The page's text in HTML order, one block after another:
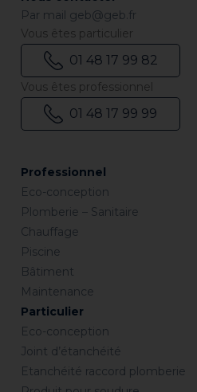
Professionnel
Eco-conception
Plomberie – Sanitaire
Chauffage
Piscine
Bâtiment
Maintenance
Particulier
Eco-conception
Joint d’étanchéité
Etanchéité raccord plomberie
Par mail geb@geb.fr
Vous êtes particulier
01 48 17 99 82
Vous êtes professionnel
01 48 17 99 99